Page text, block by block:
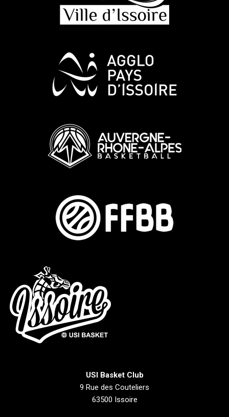
USI Basket Club
9 Rue des Couteliers
63500 Issoire